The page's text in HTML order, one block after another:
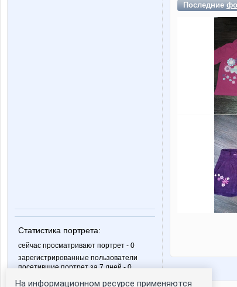
Статистика портрета:
сейчас просматривают портрет - 0
зарегистрированные пользователи
посетившие портрет за 7 дней - 0
Последние
На информационном ресурсе применяются